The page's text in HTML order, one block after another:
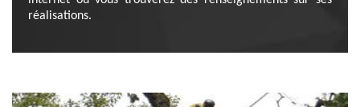
réalisations.